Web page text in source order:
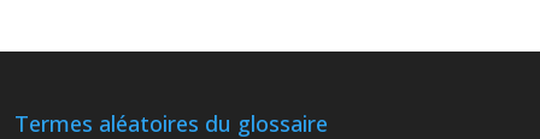
Termes aléatoires du glossaire